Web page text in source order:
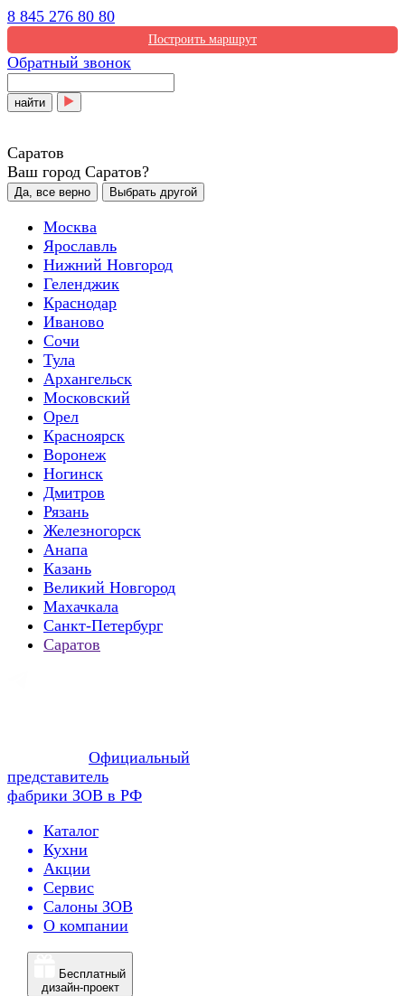
8 845 276 80 80
Построить маршрут
Обратный звонок
найти
Саратов
Ваш город Саратов?
Да, все верно Выбрать другой
Москва
Ярославль
Нижний Новгород
Геленджик
Краснодар
Иваново
Сочи
Тула
Архангельск
Московский
Орел
Красноярск
Воронеж
Ногинск
Дмитров
Рязань
Железногорск
Анапа
Казань
Великий Новгород
Махачкала
Санкт-Петербург
Саратов
Официальный
представитель
фабрики ЗОВ в РФ
Каталог
Кухни
Акции
Сервис
Салоны ЗОВ
О компании
Бесплатный
дизайн-проект